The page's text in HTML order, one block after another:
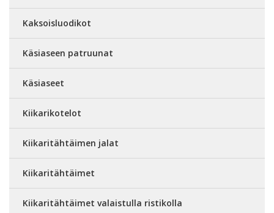
Kaksoisluodikot
Käsiaseen patruunat
Käsiaseet
Kiikarikotelot
Kiikaritähtäimen jalat
Kiikaritähtäimet
Kiikaritähtäimet valaistulla ristikolla